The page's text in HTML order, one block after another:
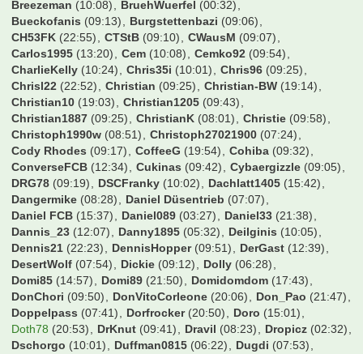
Breezeman (10:08) BruehWuerfel (00:32)
Bueckofanis (09:13) Burgstettenbazi (09:06)
CH53FK (22:55) CTStB (09:10) CWausM (09:07)
Carlos1995 (13:20) Cem (10:08) Cemko92 (09:54)
CharlieKelly (10:24) Chris35i (10:01) Chris96 (09:25)
Chrisl22 (22:52) Christian (09:25) Christian-BW (19:14)
Christian10 (19:03) Christian1205 (09:43)
Christian1887 (09:25) ChristianK (08:01) Christie (09:58)
Christoph1990w (08:51) Christoph27021900 (07:24)
Cody Rhodes (09:17) CoffeeG (19:54) Cohiba (09:32)
ConverseFCB (12:34) Cukinas (09:42) Cybaergizzle (09:05)
DRG78 (09:19) DSCFranky (10:02) Dachlatt1405 (15:42)
Dangermike (08:28) Daniel Düsentrieb (07:07)
Daniel FCB (15:37) Daniel089 (03:27) Daniel33 (21:38)
Dannis_23 (12:07) Danny1895 (05:32) Deilginis (10:05)
Dennis21 (22:23) DennisHopper(09:51) DerGast (12:39)
DesertWolf (07:54) Dickie (09:12) Dolly (06:28)
Domi85 (14:57) Domi89 (21:50) Domidomdom (17:43)
DonChori (09:50) DonVitoCorleone (20:06) Don_Pao (21:47)
Doppelpass (07:41) Dorfrocker(20:50) Doro (15:01)
Doth78 (20:53) DrKnut (09:41) Dravil (08:23) Dropicz (02:32)
Dschorgo (10:01) Duffman0815 (06:22) Dugdi (07:53)